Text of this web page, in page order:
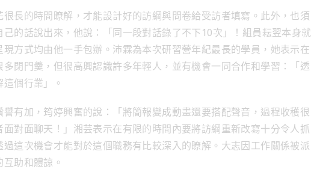
長的時間瞭解，才能設計好的訪綱與問卷給受訪者填寫。此外，也須
的話說出來，他說：「同一段對話錄了不下10次」！組員耘翌本身就
方式均由他一手包辦。沛霖為本次研習營年紀最長的學員，她表示在
閉門羹，但很高興認識許多年輕人，並有機會一同合作和學習：「透
個行業」。
譽有加，筠婷興奮的說：「將簡報變成動畫還要搭配聲音，過程收穫很
對面聊天！」湘芸表示在有限的時間內要將訪綱重新改寫十分令人抓
這次機會才能對於這個職務有比較深入的瞭解。大志因工作關係被派
助和體諒。